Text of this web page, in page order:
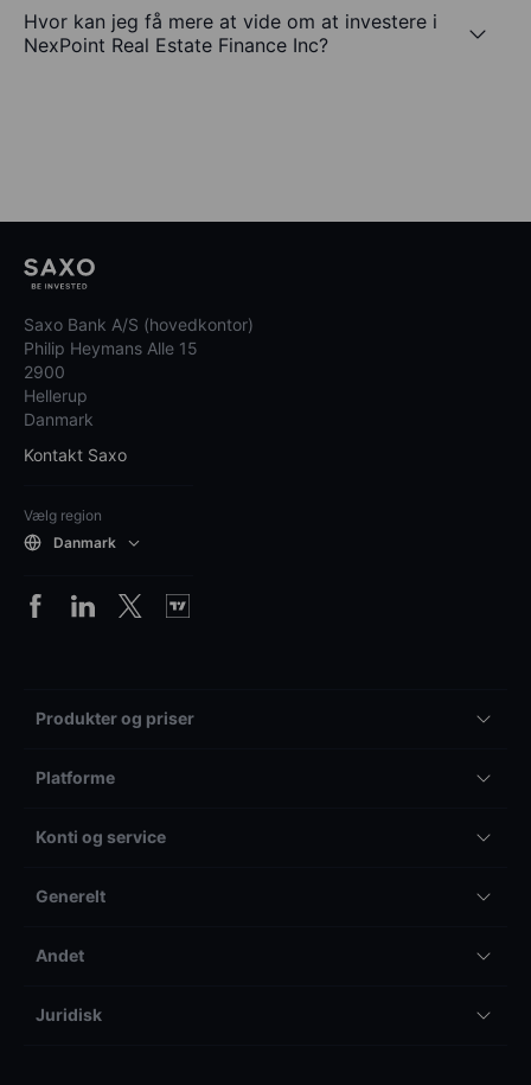
Hvor kan jeg få mere at vide om at investere i
NexPoint Real Estate Finance Inc?
Saxo Bank A/S (hovedkontor)
Philip Heymans Alle 15
2900
Hellerup
Danmark
Kontakt Saxo
Vælg region
Danmark
Produkter og priser
Platforme
Konti og service
Generelt
Andet
Juridisk